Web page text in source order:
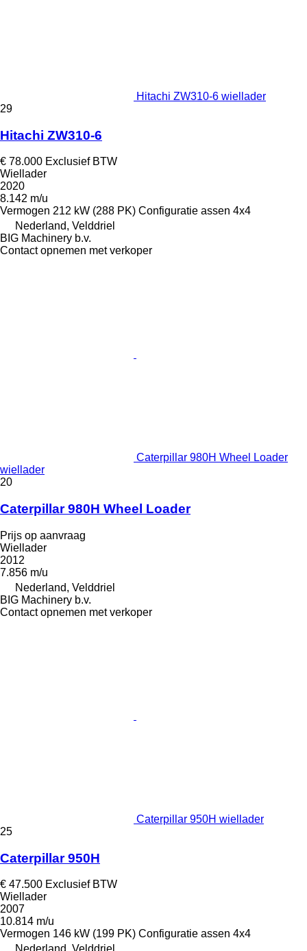
Hitachi ZW310-6 wiellader
29
Hitachi ZW310-6
€ 78.000 Exclusief BTW
Wiellader
2020
8.142 m/u
Vermogen 212 kW (288 PK) Configuratie assen 4x4
Nederland, Velddriel
BIG Machinery b.v.
Contact opnemen met verkoper
Caterpillar 980H Wheel Loader
wiellader
20
Caterpillar 980H Wheel Loader
Prijs op aanvraag
Wiellader
2012
7.856 m/u
Nederland, Velddriel
BIG Machinery b.v.
Contact opnemen met verkoper
Caterpillar 950H wiellader
25
Caterpillar 950H
€ 47.500 Exclusief BTW
Wiellader
2007
10.814 m/u
Vermogen 146 kW (199 PK) Configuratie assen 4x4